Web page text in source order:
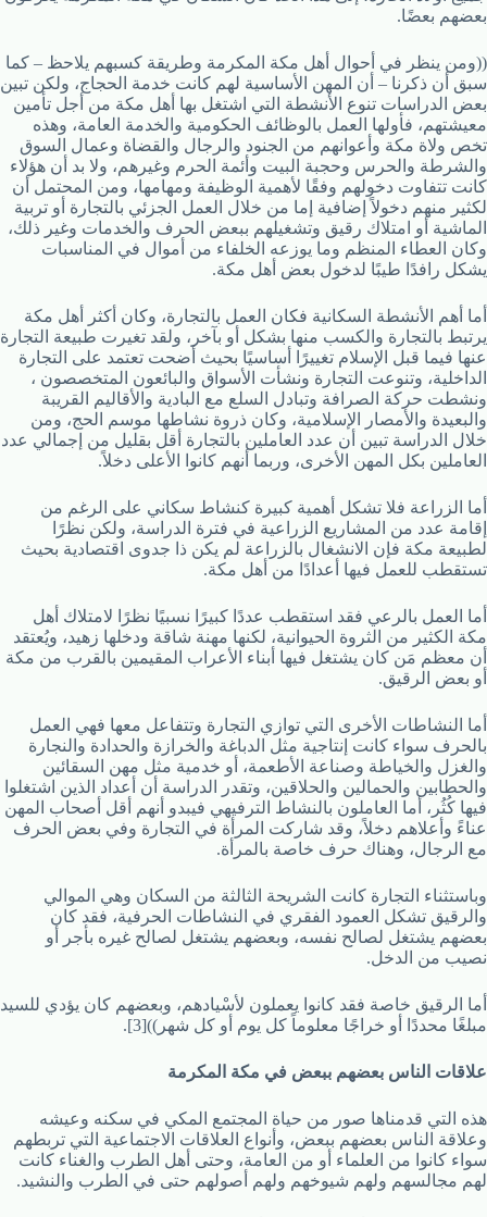
بعضهم بعضًا.
((ومن ينظر في أحوال أهل مكة المكرمة وطريقة كسبهم يلاحظ – كما
سبق أن ذكرنا – أن المهن الأساسية لهم كانت خدمة الحجاج، ولكن تبين
بعض الدراسات تنوع الأنشطة التي اشتغل بها أهل مكة من أجل تأمين
معيشتهم، فأولها العمل بالوظائف الحكومية والخدمة العامة، وهذه
تخص ولاة مكة وأعوانهم من الجنود والرجال والقضاة وعمال السوق
والشرطة والحرس وحجبة البيت وأئمة الحرم وغيرهم، ولا بد أن هؤلاء
كانت تتفاوت دخولهم وفقًا لأهمية الوظيفة ومهامها، ومن المحتمل أن
لكثير منهم دخولاً إضافية إما من خلال العمل الجزئي بالتجارة أو تربية
الماشية أو امتلاك رقيق وتشغيلهم ببعض الحرف والخدمات وغير ذلك،
وكان العطاء المنظم وما يوزعه الخلفاء من أموال في المناسبات
يشكل رافدًا طيبًا لدخول بعض أهل مكة.
أما أهم الأنشطة السكانية فكان العمل بالتجارة، وكان أكثر أهل مكة
يرتبط بالتجارة والكسب منها بشكل أو بآخر، ولقد تغيرت طبيعة التجارة
عنها فيما قبل الإسلام تغييرًا أساسيًا بحيث أضحت تعتمد على التجارة
الداخلية، وتنوعت التجارة ونشأت الأسواق والبائعون المتخصصون ،
ونشطت حركة الصرافة وتبادل السلع مع البادية والأقاليم القريبة
والبعيدة والأمصار الإسلامية، وكان ذروة نشاطها موسم الحج، ومن
خلال الدراسة تبين أن عدد العاملين بالتجارة أقل بقليل من إجمالي عدد
العاملين بكل المهن الأخرى، وربما أنهم كانوا الأعلى دخلاً.
أما الزراعة فلا تشكل أهمية كبيرة كنشاط سكاني على الرغم من
إقامة عدد من المشاريع الزراعية في فترة الدراسة، ولكن نظرًا
لطبيعة مكة فإن الانشغال بالزراعة لم يكن ذا جدوى اقتصادية بحيث
تستقطب للعمل فيها أعدادًا من أهل مكة.
أما العمل بالرعي فقد استقطب عددًا كبيرًا نسبيًا نظرًا لامتلاك أهل
مكة الكثير من الثروة الحيوانية، لكنها مهنة شاقة ودخلها زهيد، ويُعتقد
أن معظم مَن كان يشتغل فيها أبناء الأعراب المقيمين بالقرب من مكة
أو بعض الرقيق.
أما النشاطات الأخرى التي توازي التجارة وتتفاعل معها فهي العمل
بالحرف سواء كانت إنتاجية مثل الدباغة والخرازة والحدادة والنجارة
والغزل والخياطة وصناعة الأطعمة، أو خدمية مثل مهن السقائين
والحطابين والحمالين والحلاقين، وتقدر الدراسة أن أعداد الذين اشتغلوا
فيها كُثُر، أما العاملون بالنشاط الترفيهي فيبدو أنهم أقل أصحاب المهن
عناءً وأعلاهم دخلاً، وقد شاركت المرأة في التجارة وفي بعض الحرف
مع الرجال، وهناك حرف خاصة بالمرأة.
وباستثناء التجارة كانت الشريحة الثالثة من السكان وهي الموالي
والرقيق تشكل العمود الفقري في النشاطات الحرفية، فقد كان
بعضهم يشتغل لصالح نفسه، وبعضهم يشتغل لصالح غيره بأجر أو
نصيب من الدخل.
أما الرقيق خاصة فقد كانوا يعملون لأسْيادهم، وبعضهم كان يؤدي للسيد
مبلغًا محددًا أو خراجًا معلوماً كل يوم أو كل شهر))[3].
علاقات الناس بعضهم ببعض في مكة المكرمة
هذه التي قدمناها صور من حياة المجتمع المكي في سكنه وعيشه
وعلاقة الناس بعضهم ببعض، وأنواع العلاقات الاجتماعية التي تربطهم
سواء كانوا من العلماء أو من العامة، وحتى أهل الطرب والغناء كانت
لهم مجالسهم ولهم شيوخهم ولهم أصولهم حتى في الطرب والنشيد.